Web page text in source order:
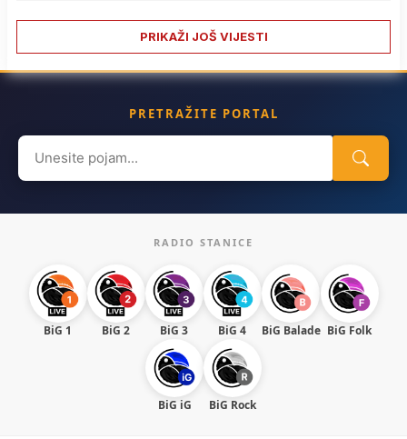
PRIKAŽI JOŠ VIJESTI
PRETRAŽITE PORTAL
Search
for:
RADIO STANICE
BiG 1 BiG 2 BiG 3 BiG 4 BiG Balade BiG Folk
BiG iG BiG Rock